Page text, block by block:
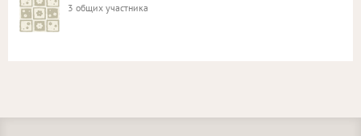
3 общих участника